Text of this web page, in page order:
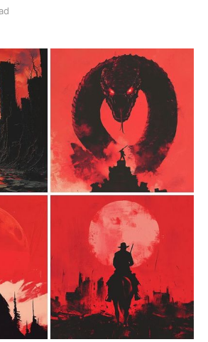
晶、果冻或液态玻璃，同时嵌入微
步提升材质的细腻感和视觉吸引力。
界与动态感，既强化了物体的立体造
使画面带有一种超现实的梦幻氛围。
表现力，同时兼顾整体构图的和谐
调梦幻光影与高饱和度渐变的视觉吸
宇宙活动及品牌合作。 2. 高端化
光影和渐变色彩的表现力吸引消费
短视频，通过柔和渐变光影和流动感
材质增强视觉体验。 4. 珠宝与饰品设计 在